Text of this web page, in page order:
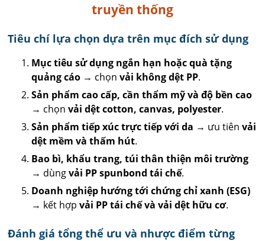
truyền thống
Tiêu chí lựa chọn dựa trên mục đích sử dụng
Mục tiêu sử dụng ngắn hạn hoặc quà tặng
quảng cáo → chọnvải không dệt PP.
Sản phẩm cao cấp, cần thẩm mỹ và độ bền cao
→ chọnvải dệt cotton, canvas, polyester.
Sản phẩm tiếp xúc trực tiếp với da → ưu tiênvải
dệt mềm và thấm hút.
Bao bì, khẩu trang, túi thân thiện môi trường
→ dùngvải PP spunbond tái chế.
Doanh nghiệp hướng tới chứng chỉ xanh (ESG)
→ kết hợpvải PP tái chế và vải dệt hữu cơ.
Đánh giá tổng thể ưu và nhược điểm từng